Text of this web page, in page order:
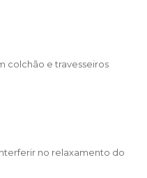
colchão e travesseiros
no relaxamento do